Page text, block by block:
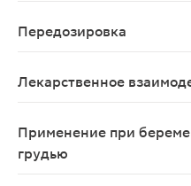
Передозировка
Лекарственное
Применение при
грудью